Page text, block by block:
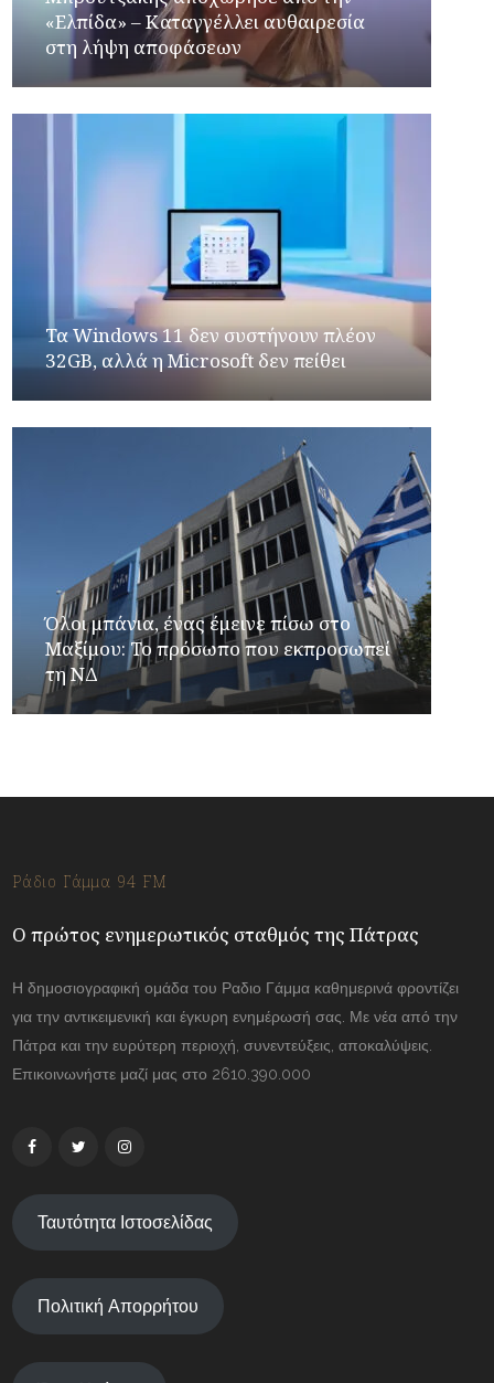
«Ελπίδα» – Καταγγέλλει αυθαιρεσία
στη λήψη αποφάσεων
Τα Windows 11 δεν συστήνουν πλέον
32GB, αλλά η Microsoft δεν πείθει
Όλοι μπάνια, ένας έμεινε πίσω στο
Μαξίμου: Το πρόσωπο που εκπροσωπεί
τη ΝΔ
Ράδιο Γάμμα 94 FM
Ο πρώτος ενημερωτικός σταθμός της Πάτρας
Η δημοσιογραφική ομάδα του Ραδιο Γάμμα καθημερινά φροντίζει
για την αντικειμενική και έγκυρη ενημέρωσή σας. Με νέα από την
Πάτρα και την ευρύτερη περιοχή, συνεντεύξεις, αποκαλύψεις.
Επικοινωνήστε μαζί μας στο 2610.390.000
Ταυτότητα Ιστοσελίδας
Πολιτική Απορρήτου